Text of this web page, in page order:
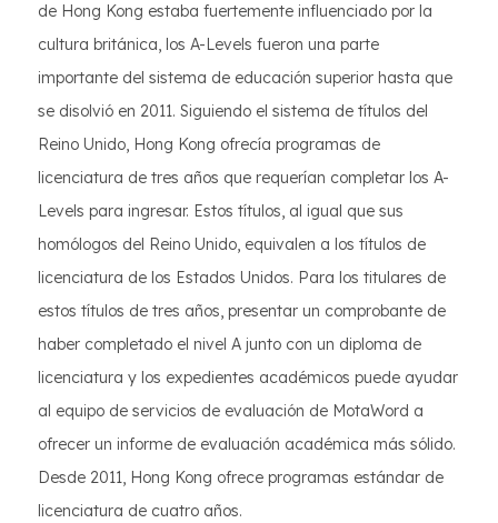
de Hong Kong estaba fuertemente influenciado por la
cultura británica, los A-Levels fueron una parte
importante del sistema de educación superior hasta que
se disolvió en 2011. Siguiendo el sistema de títulos del
Reino Unido, Hong Kong ofrecía programas de
licenciatura de tres años que requerían completar los A-
Levels para ingresar. Estos títulos, al igual que sus
homólogos del Reino Unido, equivalen a los títulos de
licenciatura de los Estados Unidos. Para los titulares de
estos títulos de tres años, presentar un comprobante de
haber completado el nivel A junto con un diploma de
licenciatura y los expedientes académicos puede ayudar
al equipo de servicios de evaluación de MotaWord a
ofrecer un informe de evaluación académica más sólido.
Desde 2011, Hong Kong ofrece programas estándar de
licenciatura de cuatro años.